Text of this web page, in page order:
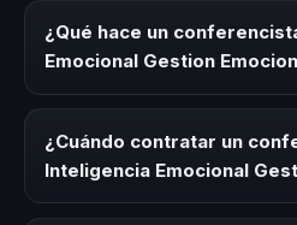
¿Qué hace un
Emocional Gestion
Emocional es un experto que
estrategias y experiencias sobre
corporativos, convenciones y
generar reflexión, inspiración y
¿Cuándo contratar un
Inteligencia Emocional